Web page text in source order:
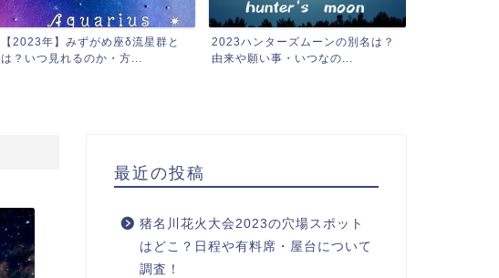
2023ハンターズムーンの別名は？
由来や願い事・いつなの...
2023ハーベストムーンの意味は？
由来やいつ見られるのか...
最近の投稿
猪名川花火大会2023の穴場スポット
はどこ？日程や有料席・屋台について
調査！